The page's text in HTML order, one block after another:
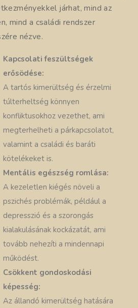
járhat, mind az
mind a családi rendszer
nézve.
Kapcsolati feszültségek
erősödése:
A tartós kimerültség és érzelmi
túlterheltség könnyen
konfliktusokhoz vezethet, ami
megterhelheti a párkapcsolatot,
valamint a családi és baráti
kötelékeket is.
Mentális egészség romlása:
A kezeletlen kiégés növeli a
pszichés problémák, például a
depresszió és a szorongás
kialakulásának kockázatát, ami
tovább nehezíti a mindennapi
működést.
Csökkent gondoskodási
képesség:
Az állandó kimerültség hatására